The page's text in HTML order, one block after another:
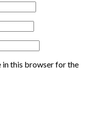
in this browser for the